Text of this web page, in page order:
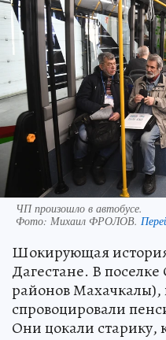
ЧП произошло в автобусе.
Фото: Михаил ФРОЛОВ.
Шокирующая
Дагестане. В
районов Махачкалы),
спровоцировали
Они цокали старику,